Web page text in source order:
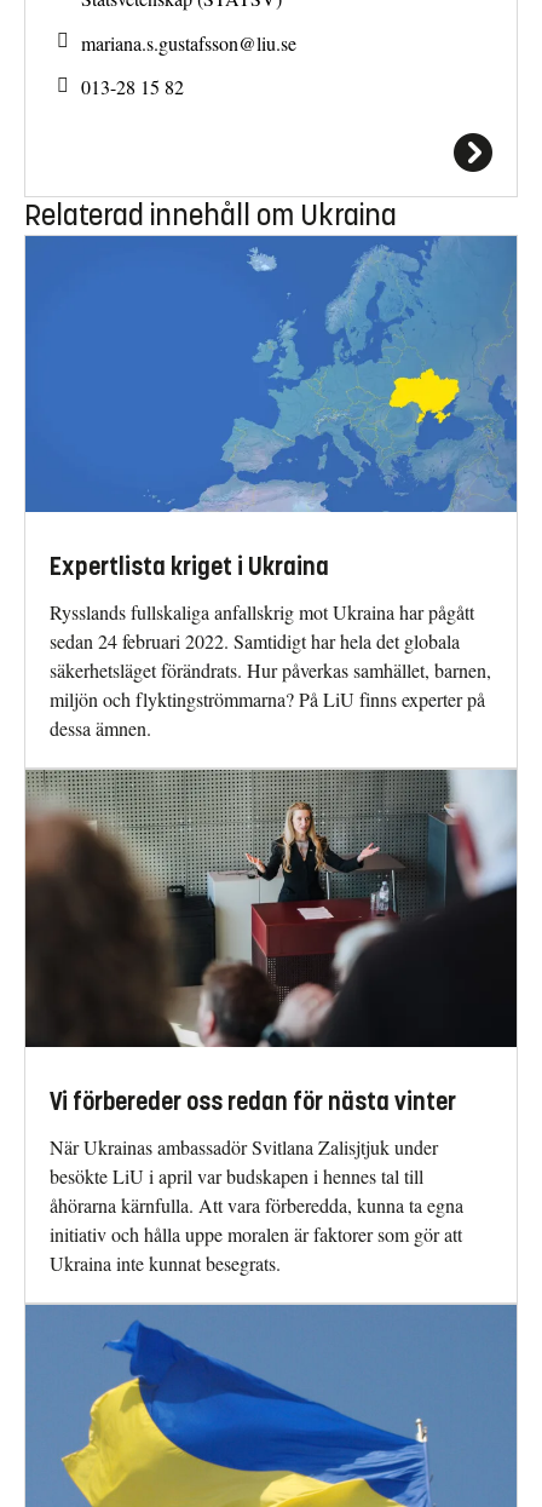
mariana.s.gustafsson@liu.se
013-28 15 82
Relaterad innehåll om Ukraina
Expertlista kriget i Ukraina
Rysslands fullskaliga anfallskrig mot Ukraina har pågått
sedan 24 februari 2022. Samtidigt har hela det globala
säkerhetsläget förändrats. Hur påverkas samhället, barnen,
miljön och flyktingströmmarna? På LiU finns experter på
dessa ämnen.
Vi förbereder oss redan för nästa vinter
När Ukrainas ambassadör Svitlana Zalisjtjuk under
besökte LiU i april var budskapen i hennes tal till
åhörarna kärnfulla. Att vara förberedda, kunna ta egna
initiativ och hålla uppe moralen är faktorer som gör att
Ukraina inte kunnat besegrats.